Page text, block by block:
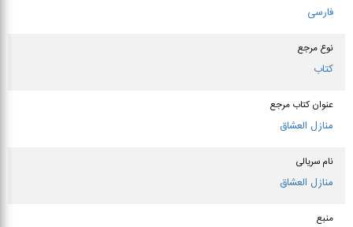
فارسی
نوع مرجع
کتاب
عنوان كتاب مرجع
منازل العشاق
نام سریالی
منازل العشاق
منبع